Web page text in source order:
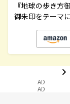
『地球の歩き方
御朱印をテーマ
AD
AD